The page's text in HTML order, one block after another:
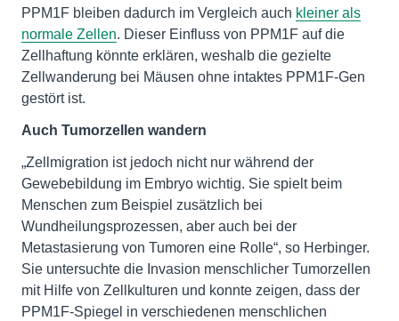
PPM1F bleiben dadurch im Vergleich auch kleiner als
normale Zellen. Dieser Einfluss von PPM1F auf die
Zellhaftung könnte erklären, weshalb die gezielte
Zellwanderung bei Mäusen ohne intaktes PPM1F-Gen
gestört ist.
Auch Tumorzellen wandern
„Zellmigration ist jedoch nicht nur während der
Gewebebildung im Embryo wichtig. Sie spielt beim
Menschen zum Beispiel zusätzlich bei
Wundheilungsprozessen, aber auch bei der
Metastasierung von Tumoren eine Rolle“, so Herbinger.
Sie untersuchte die Invasion menschlicher Tumorzellen
mit Hilfe von Zellkulturen und konnte zeigen, dass der
PPM1F-Spiegel in verschiedenen menschlichen